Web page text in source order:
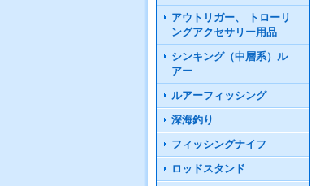
アウトリガー、 トローリ
ングアクセサリー用品
シンキング（中層系）ル
アー
ルアーフィッシング
深海釣り
フィッシングナイフ
ロッドスタンド